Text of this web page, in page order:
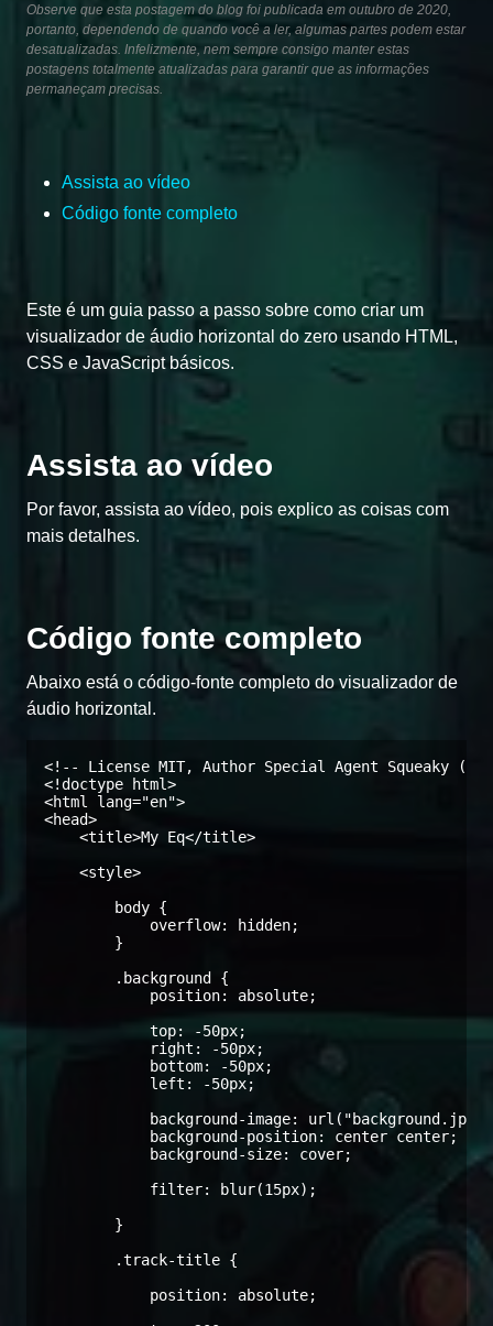
Observe que esta postagem do blog foi publicada em outubro de 2020,
portanto, dependendo de quando você a ler, algumas partes podem estar
desatualizadas. Infelizmente, nem sempre consigo manter estas
postagens totalmente atualizadas para garantir que as informações
permaneçam precisas.
Assista ao vídeo
Código fonte completo
Este é um guia passo a passo sobre como criar um
visualizador de áudio horizontal do zero usando HTML,
CSS e JavaScript básicos.
Assista ao vídeo
Por favor, assista ao vídeo, pois explico as coisas com
mais detalhes.
Código fonte completo
Abaixo está o código-fonte completo do visualizador de
áudio horizontal.
<!-- License MIT, Author Special Agent Squeaky
<!doctype html>
<html lang="en">
<head>
    <title>My Eq</title>
    <style>
        body {
            overflow: hidden;
        }
        .background {
            position: absolute;
            top: -50px;
            right: -50px;
            bottom: -50px;
            left: -50px;
background-image:
            background-position: center center;
            background-size: cover;
            filter: blur(15px);
        }
        .track-title {
            position: absolute;